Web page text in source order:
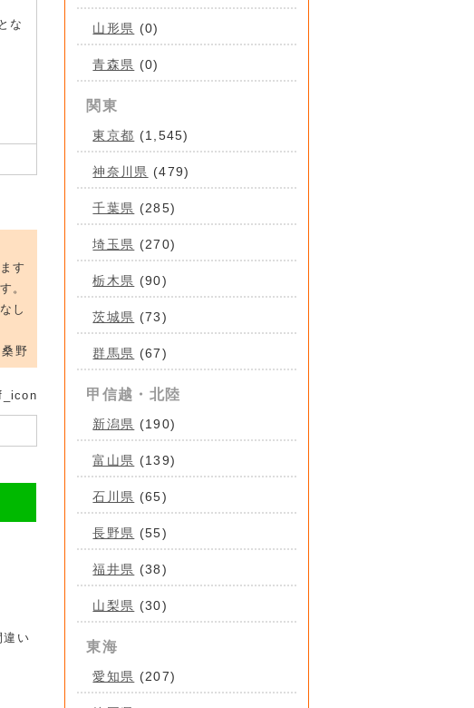
な
す
。
し
野
違い
山形県 (0)
青森県 (0)
関東
東京都 (1,545)
神奈川県 (479)
千葉県 (285)
埼玉県 (270)
栃木県 (90)
茨城県 (73)
群馬県 (67)
甲信越・北陸
新潟県 (190)
富山県 (139)
石川県 (65)
長野県 (55)
福井県 (38)
山梨県 (30)
東海
愛知県 (207)